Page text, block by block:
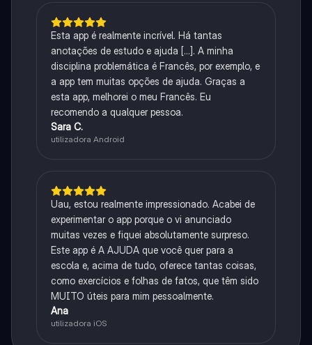
Esta app é realmente incrível. Há tantas
anotações de estudo e ajuda [...]. A minha
disciplina problemática é Francês, por exemplo, e
a app tem muitas opções de ajuda. Graças a
esta app, melhorei o meu Francês. Eu
recomendo a qualquer pessoa.
Sara C.
utilizadora Android
Uau, estou realmente impressionado. Acabei de
experimentar o app porque o vi anunciado
muitas vezes e fiquei absolutamente surpreso.
Este app é A AJUDA que você quer para a
escola e, acima de tudo, oferece tantas coisas,
como exercícios e folhas de fatos, que têm sido
MUITO úteis para mim pessoalmente.
Ana
utilizadora iOS